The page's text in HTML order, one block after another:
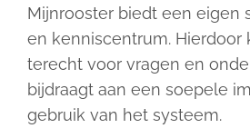
Mijnrooster biedt een eigen
en kenniscentrum. Hierdoor
terecht voor vragen en
bijdraagt aan een soepele
gebruik van het systeem.